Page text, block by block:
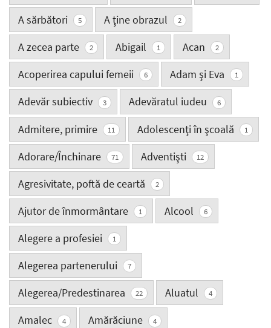
A sărbători 5 A ţine obrazul 2
A zecea parte 2 Abigail 1 Acan 2
Acoperirea capului femeii 6 Adam şi Eva 1
Adevăr subiectiv 3 Adevăratul iudeu 6
Admitere, primire 11 Adolescenţi în şcoală 1
Adorare/Închinare 71 Adventişti 12
Agresivitate, poftă de ceartă 2
Ajutor de înmormântare 1 Alcool 6
Alegere a profesiei 1
Alegerea partenerului 7
Alegerea/Predestinarea 22 Aluatul 4
Amalec 4 Amărăciune 4